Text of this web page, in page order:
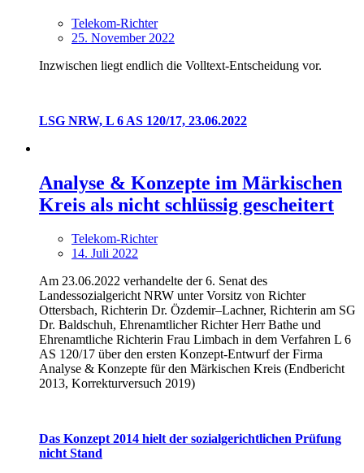
Telekom-Richter
25. November 2022
Inzwischen liegt endlich die Volltext-Entscheidung vor.
LSG NRW, L 6 AS 120/17, 23.06.2022
Analyse & Konzepte im Märkischen
Kreis als nicht schlüssig gescheitert
Telekom-Richter
14. Juli 2022
Am 23.06.2022 verhandelte der 6. Senat des
Landessozialgericht NRW unter Vorsitz von Richter
Ottersbach, Richterin Dr. Özdemir–Lachner, Richterin am SG
Dr. Baldschuh, Ehrenamtlicher Richter Herr Bathe und
Ehrenamtliche Richterin Frau Limbach in dem Verfahren L 6
AS 120/17 über den ersten Konzept-Entwurf der Firma
Analyse & Konzepte für den Märkischen Kreis (Endbericht
2013, Korrekturversuch 2019)
Das Konzept 2014 hielt der sozialgerichtlichen Prüfung
nicht Stand